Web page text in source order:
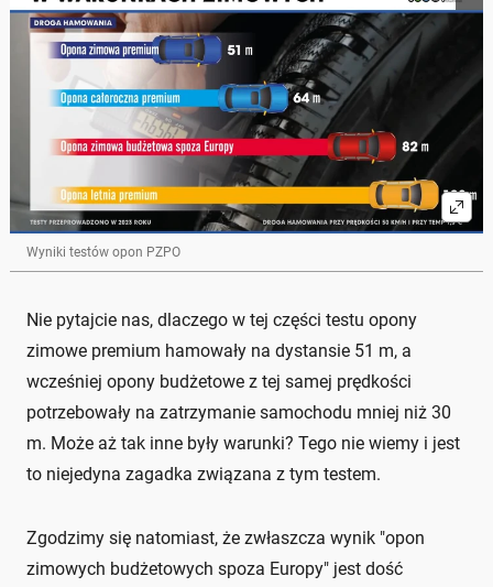
Wyniki testów opon PZPO
Nie pytajcie nas, dlaczego w tej części testu opony
zimowe premium hamowały na dystansie 51 m, a
wcześniej opony budżetowe z tej samej prędkości
potrzebowały na zatrzymanie samochodu mniej niż 30
m. Może aż tak inne były warunki? Tego nie wiemy i jest
to niejedyna zagadka związana z tym testem.
Zgodzimy się natomiast, że zwłaszcza wynik "opon
zimowych budżetowych spoza Europy" jest dość